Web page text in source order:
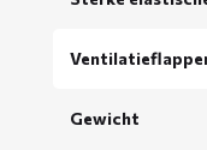
Gewicht